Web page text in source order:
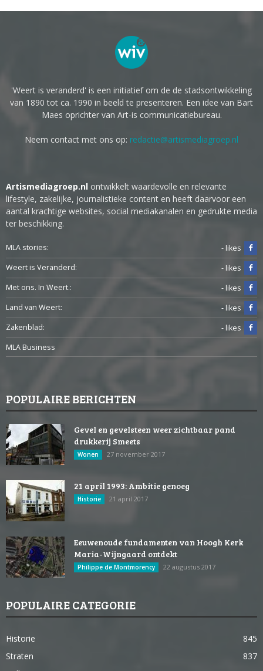
'Weert is veranderd' is een initiatief om de de stadsontwikkeling
van 1890 tot ca. 1990 in beeld te presenteren. Een idee van Bart
Maes oprichter van Art-is communicatiebureau.
Neem contact met ons op: redactie@artismediagroep.nl
Artismediagroep.nl ontwikkelt waardevolle en relevante
lifestyle, zakelijke, journalistieke content en heeft daarvoor een
aantal krachtige websites, social mediakanalen en gedrukte media
ter beschikking.
MLA stories:
- likes
Weert is Veranderd:
- likes
Met ons. In Weert.:
- likes
Land van Weert:
- likes
Zakenblad:
- likes
MLA Business
POPULAIRE BERICHTEN
Gevel en gevelsteen weer zichtbaar pand
drukkerij Smeets
Wonen 27 november 2017
21 april 1993: Ambitie genoeg
Historie 21 april 2017
Eeuwenoude fundamenten van Hoogh Kerk
Maria-Wijngaard ontdekt
Philippe de Montmorency 22 augustus 2017
POPULAIRE CATEGORIE
Historie
845
Straten
837